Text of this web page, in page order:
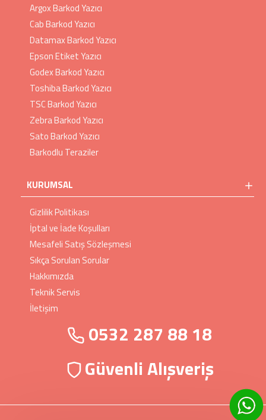
Argox Barkod Yazıcı
Cab Barkod Yazıcı
Datamax Barkod Yazıcı
Epson Etiket Yazıcı
Godex Barkod Yazıcı
Toshiba Barkod Yazıcı
TSC Barkod Yazıcı
Zebra Barkod Yazıcı
Sato Barkod Yazıcı
Barkodlu Teraziler
KURUMSAL
Gizlilik Politikası
İptal ve İade Koşulları
Mesafeli Satış Sözleşmesi
Sıkça Sorulan Sorular
Hakkımızda
Teknik Servis
İletişim
0532 287 88 18
Güvenli Alışveriş